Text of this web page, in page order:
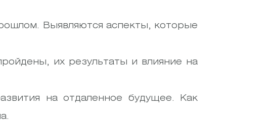
Выявляются аспекты, которые
их результаты и влияние на
на отдаленное будущее. Как